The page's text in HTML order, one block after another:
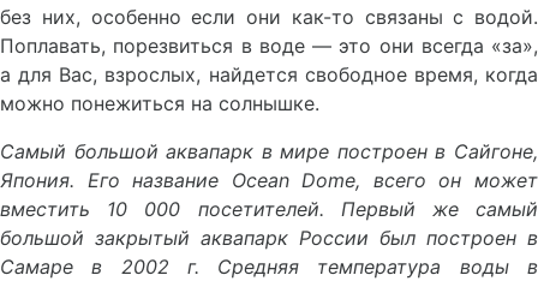
без них, особенно если они как-то связаны с водой.
Поплавать, порезвиться в воде — это они всегда «за»,
а для Вас, взрослых, найдется свободное время, когда
можно понежиться на солнышке.
Самый большой аквапарк в мире построен в Сайгоне,
Япония. Его название Ocean Dome, всего он может
вместить 10 000 посетителей. Первый же самый
большой закрытый аквапарк России был построен в
Самаре в 2002 г. Средняя температура воды в